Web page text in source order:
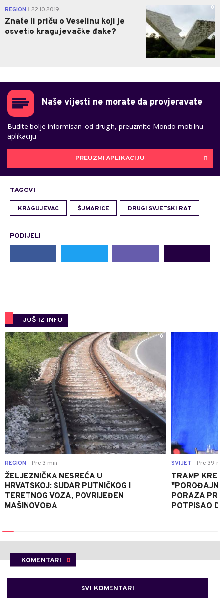
REGION 22.10.2019.
Znate li priču o Veselinu koji je
osvetio kragujevačke đake?
0
Naše vijesti ne morate da provjeravate
Budite bolje informisani od drugih, preuzmite Mondo mobilnu
aplikaciju
PREUZMI APLIKACIJU
TAGOVI
KRAGUJEVAC ŠUMARICE DRUGI SVJETSKI RAT
PODIJELI
JOŠ IZ INFO
0
REGION Pre 3 min
ŽELJEZNIČKA NESREĆA U
HRVATSKOJ: SUDAR PUTNIČKOG I
TERETNOG VOZA, POVRIJEĐEN
MAŠINOVOĐA
SVIJET Pre 39
TRAMP
PORAZA
POTPISAO
KOMENTARI 0
SVI KOMENTARI